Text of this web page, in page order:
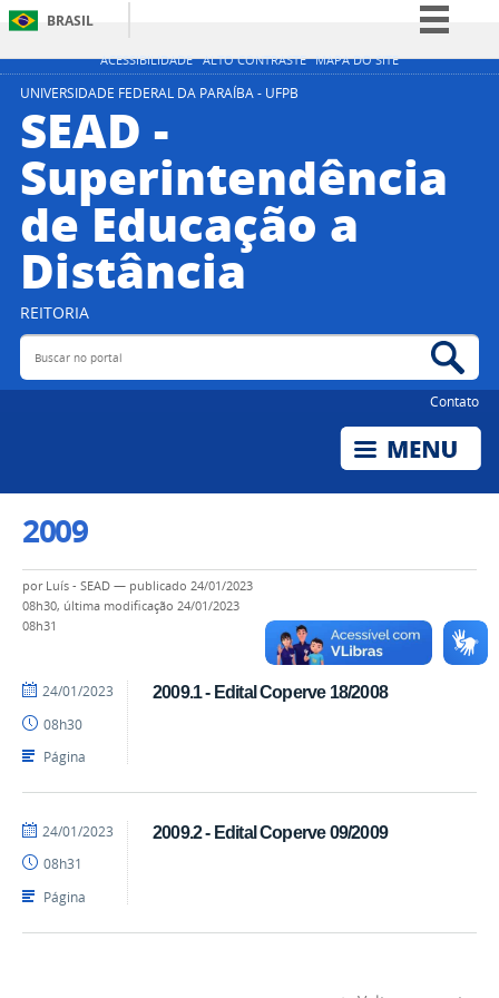
ACESSIBILIDADE ALTO CONTRASTE MAPA DO SITE
BRASIL
Simplifique!
Acesso à informação
Legislação
Canais
UNIVERSIDADE FEDERAL DA PARAÍBA - UFPB
SEAD -
Superintendência
de Educação a
Distância
REITORIA
Buscar no portal
Contato
2009
por Luís - SEAD — publicado 24/01/2023
08h30, última modificação 24/01/2023
08h31
2009.1 - Edital Coperve 18/2008
por
-
SEAD
publicado
24/01/2023
08h30
Página
2009.2 - Edital Coperve 09/2009
por
-
SEAD
publicado
24/01/2023
08h31
Página